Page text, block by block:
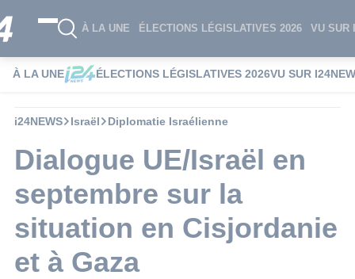
À LA UNE ÉLECTIONS LÉGISLATIVES 2026 VU SUR
À LA UNE ÉLECTIONS LÉGISLATIVES 2026VU SUR
i24NEWS Israël Diplomatie Israélienne
Dialogue UE/Israël en
septembre sur la
situation en Cisjordanie
et à Gaza